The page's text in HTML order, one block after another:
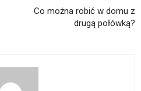
Co można robić w domu z
drugą połówką?